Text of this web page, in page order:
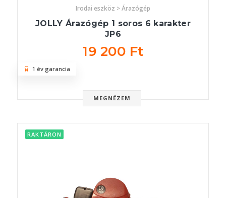
Irodai eszköz > Árazógép
JOLLY Árazógép 1 soros 6 karakter
JP6
19 200 Ft
MEGNÉZEM
1 év garancia
RAKTÁRON